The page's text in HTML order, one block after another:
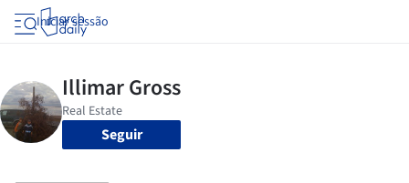
Iniciar sessão
Seguir